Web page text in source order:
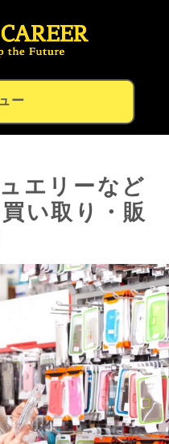
転職専門キャリアナビ
ー
エリーなど
い取り・販